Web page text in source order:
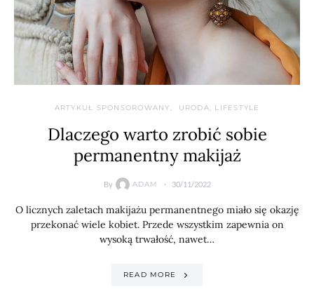
ARTYKUŁ SPONSOROWANY URODA, LIFESTYLE
Dlaczego warto zrobić sobie
permanentny makijaż
By ADAM 30/11/2022
O licznych zaletach makijażu permanentnego miało się okazję
przekonać wiele kobiet. Przede wszystkim zapewnia on
wysoką trwałość, nawet…
READ MORE